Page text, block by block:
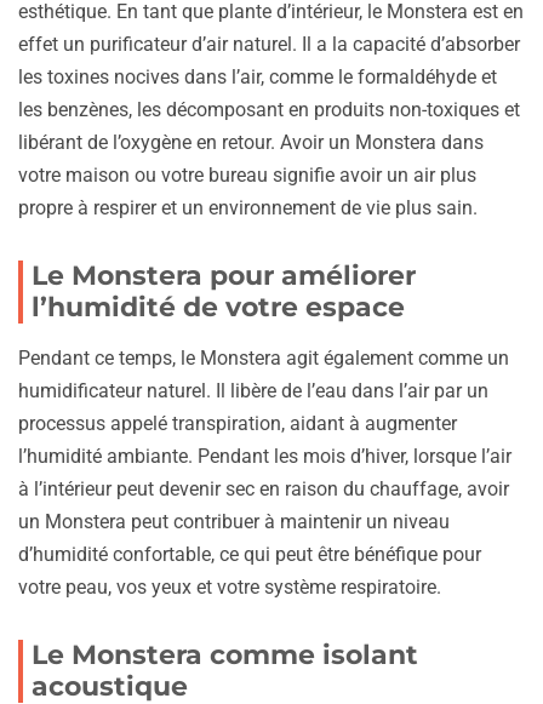
esthétique. En tant que plante d’intérieur, le Monstera est en
effet un purificateur d’air naturel. Il a la capacité d’absorber
les toxines nocives dans l’air, comme le formaldéhyde et
les benzènes, les décomposant en produits non-toxiques et
libérant de l’oxygène en retour. Avoir un Monstera dans
votre maison ou votre bureau signifie avoir un air plus
propre à respirer et un environnement de vie plus sain.
Le Monstera pour améliorer
l’humidité de votre espace
Pendant ce temps, le Monstera agit également comme un
humidificateur naturel. Il libère de l’eau dans l’air par un
processus appelé transpiration, aidant à augmenter
l’humidité ambiante. Pendant les mois d’hiver, lorsque l’air
à l’intérieur peut devenir sec en raison du chauffage, avoir
un Monstera peut contribuer à maintenir un niveau
d’humidité confortable, ce qui peut être bénéfique pour
votre peau, vos yeux et votre système respiratoire.
Le Monstera comme isolant
acoustique